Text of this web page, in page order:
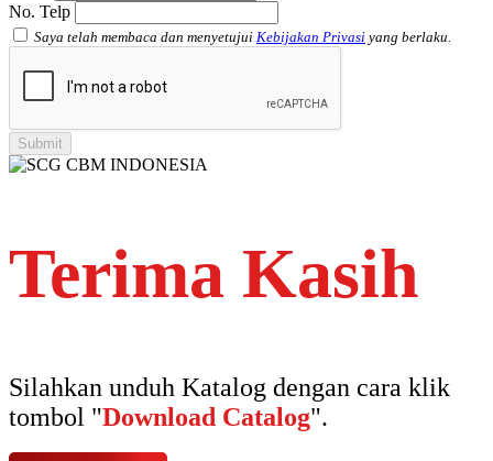
No. Telp
Saya telah membaca dan menyetujui Kebijakan Privasi yang berlaku.
Terima Kasih
Silahkan unduh Katalog dengan cara klik
tombol "Download Catalog".